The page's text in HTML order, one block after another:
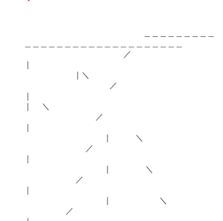
／
｜＼
／
｜ ＼
／
｜ ＼
／
｜ ＼
／
｜ ＼
／